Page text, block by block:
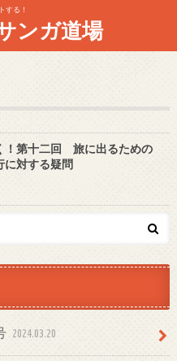
する！
ンガ道場
！第十二回 旅に出るための
に対する疑問
2024.03.20